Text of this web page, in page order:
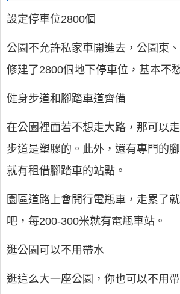
設定停車位2800個
公園不允許私家車開進去，公園東
修建了2800個地下停車位，基本不
健身步道和腳踏車道齊備
在公園裡面若不想走大路，那可以
步道是塑膠的。此外，還有專門的
就有租借腳踏車的站點。
園區道路上會開行電瓶車，走累了
吧，每200-300米就有電瓶車站。
逛公園可以不用帶水
逛這么大一座公園，你也可以不用